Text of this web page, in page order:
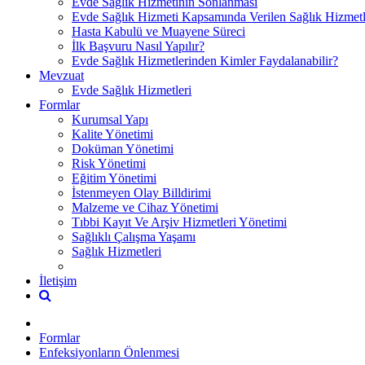
Evde Sağlık Hizmeti Kapsamında Verilen Sağlık
Hasta Kabulü ve Muayene Süreci
İlk Başvuru Nasıl Yapılır?
Evde Sağlık Hizmetlerinden Kimler Faydalanabilir?
Mevzuat
Evde Sağlık Hizmetleri
Formlar
Kurumsal Yapı
Kalite Yönetimi
Doküman Yönetimi
Risk Yönetimi
Eğitim Yönetimi
İstenmeyen Olay Billdirimi
Malzeme ve Cihaz Yönetimi
Tıbbi Kayıt Ve Arşiv Hizmetleri Yönetimi
Sağlıklı Çalışma Yaşamı
Sağlık Hizmetleri
İletişim
Formlar
Enfeksiyonların Önlenmesi